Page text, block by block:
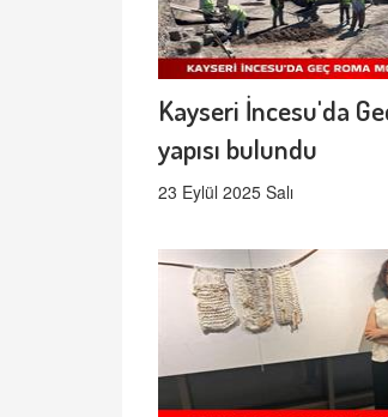
Kayseri İncesu'da
yapısı bulundu
23 Eylül 2025 Salı